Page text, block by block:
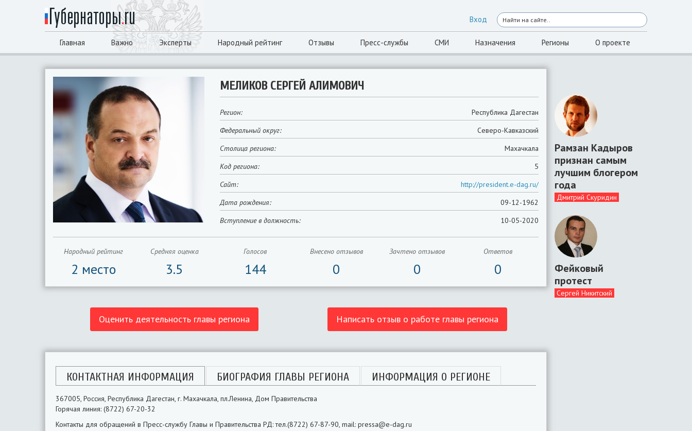
Вход
Главная Важно Эксперты Народный рейтинг Отзывы Пресс-службы СМИ Назначения Регионы О проекте
МЕЛИКОВ СЕРГЕЙ АЛИМОВИЧ
Регион:
Республика Дагестан
Федеральный округ:
Северо-Кавказский
Столица региона:
Махачкала
Код региона:
5
Сайт:
http://president.e-dag.ru/
Дата рождения:
09-12-1962
Вступление в должность:
10-05-2020
Народный рейтинг
2 место
Средняя оценка
3.5
Голосов
144
Внесено отзывов
0
Зачтено отзывов
0
Ответов
0
Оценить деятельность главы региона Написать отзыв о работе главы региона
КОНТАКТНАЯ ИНФОРМАЦИЯ БИОГРАФИЯ ГЛАВЫ РЕГИОНА ИНФОРМАЦИЯ О РЕГИОНЕ
367005, Россия, Республика Дагестан, г. Махачкала, пл.Ленина, Дом Правительства
Горячая линия: (8722) 67-20-32
Контакты для обращений в Пресс-службу Главы и Правительства РД: тел.(8722) 67-87-90, mail: pressa@e-dag.ru
Рамзан Кадыров
признан самым
лучшим блогером
года
Дмитрий Скуридин
Фейковый
протест
Сергей Никитский